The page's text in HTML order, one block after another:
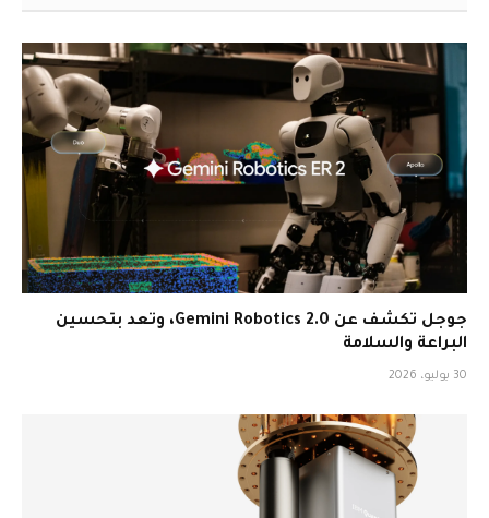
جوجل تكشف عن Gemini Robotics 2.0، وتعد بتحسين
البراعة والسلامة
30 يوليو، 2026